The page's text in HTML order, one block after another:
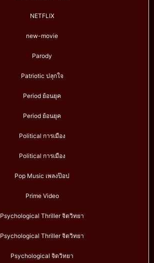
NETFLIX
new-movie
Parody
Patriotic ปลุกใจ
Period ย้อนยุค
Period ย้อนยุค
Political การเมือง
Political การเมือง
Pop Music เพลงป๊อป
Prime Video
Psychological Thriller จิตวิทยา
Psychological Thriller จิตวิทยา
Psychological จิตวิทยา